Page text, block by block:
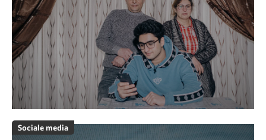
Sociale media